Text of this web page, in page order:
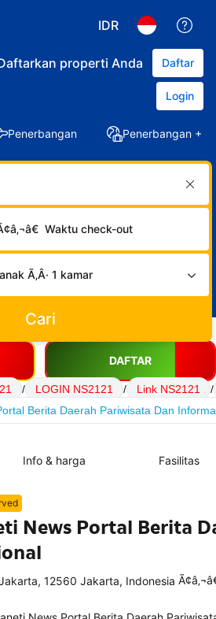
IDR
properti Anda Daftar
Login
Penerbangan Penerbangan +
Waktu check-out
Ã‚Â· 1 kamar
Cari
DAFTAR
/ LOGIN NS2121 / Link NS2121
/
Berita Daerah Pariwisata Dan
Info & harga Fasilitas
News Portal Berita
12560 Jakarta, Indonesia